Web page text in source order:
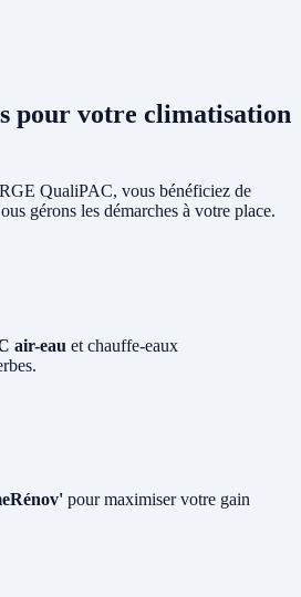
pour votre climatisation
QualiPAC, vous bénéficiez de
gérons les démarches à votre place.
air-eau et chauffe-eaux
pour maximiser votre gain